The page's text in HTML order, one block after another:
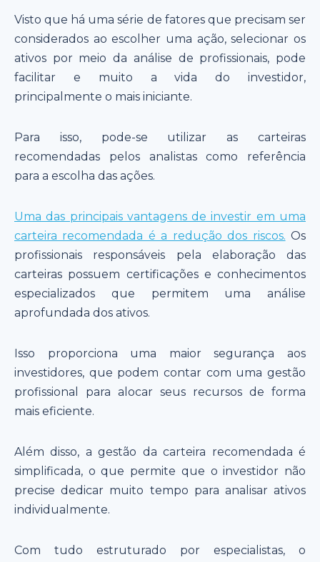
Visto que há uma série de fatores que precisam ser
considerados ao escolher uma ação, selecionar os
ativos por meio da análise de profissionais, pode
facilitar e muito a vida do investidor,
principalmente o mais iniciante.
Para isso, pode-se utilizar as carteiras
recomendadas pelos analistas como referência
para a escolha das ações.
Uma das principais vantagens de investir em uma
carteira recomendada é a redução dos riscos. Os
profissionais responsáveis pela elaboração das
carteiras possuem certificações e conhecimentos
especializados que permitem uma análise
aprofundada dos ativos.
Isso proporciona uma maior segurança aos
investidores, que podem contar com uma gestão
profissional para alocar seus recursos de forma
mais eficiente.
Além disso, a gestão da carteira recomendada é
simplificada, o que permite que o investidor não
precise dedicar muito tempo para analisar ativos
individualmente.
Com tudo estruturado por especialistas, o